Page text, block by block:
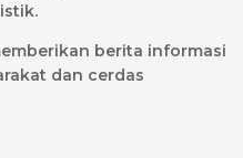
berita informasi
dan cerdas